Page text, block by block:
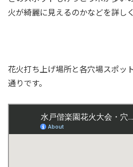
火が綺麗に見えるのかなどを詳し
花火打ち上げ場所と各穴場スポッ
通りです。